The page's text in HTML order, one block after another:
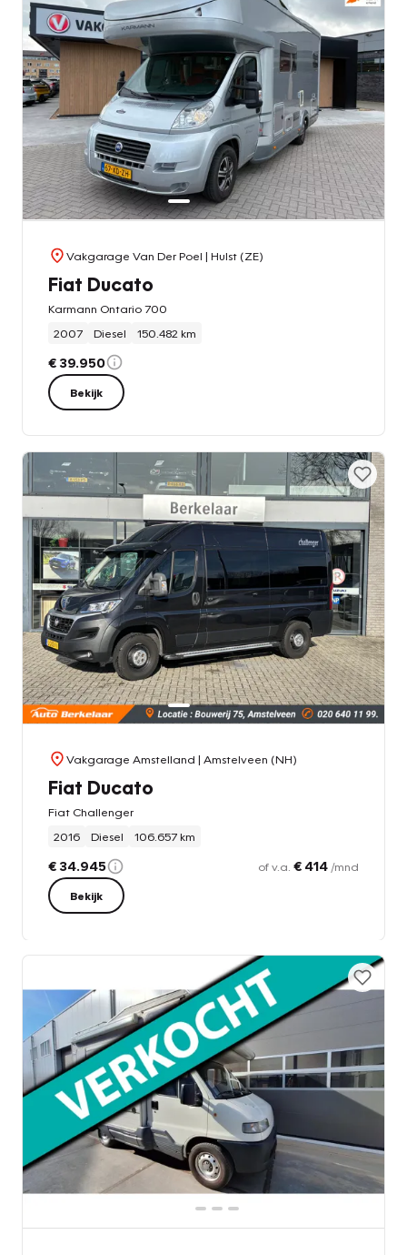
Vakgarage Van Der Poel | Hulst (ZE)
Fiat Ducato
Karmann Ontario 700
2007
Diesel 150.482 km
€ 39.950
Bekijk
Vakgarage Amstelland | Amstelveen (NH)
Fiat Ducato
Fiat Challenger
2016
Diesel 106.657 km
€ 34.945 of v.a. € 414 /mnd
Bekijk